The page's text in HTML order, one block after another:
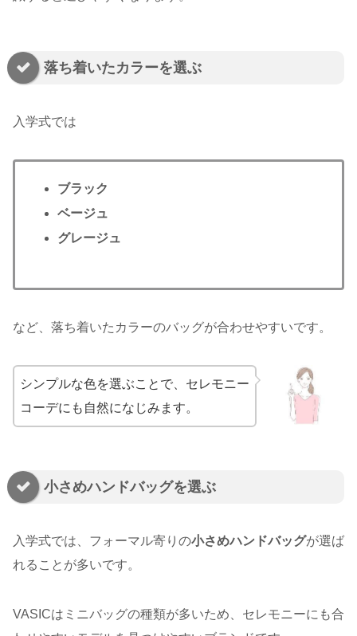
落ち着いたカラーを選ぶ
入学式では
ブラック
ベージュ
グレージュ
など、落ち着いたカラーのバッグが合わせやすいです。
シンプルな色を選ぶことで、セレモニー
コーデにも自然になじみます。
小さめハンドバッグを選ぶ
入学式では、フォーマル寄りの小さめハンドバッグが選ば
れることが多いです。
VASICはミニバッグの種類が多いため、セレモニーにも合